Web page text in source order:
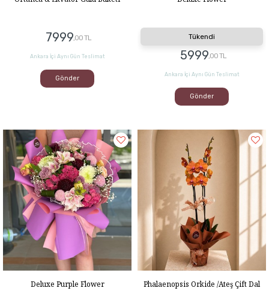
7999,00 TL
Ankara İçi Aynı Gün Teslimat
Gönder
Tükendi
5999,00 TL
Ankara İçi Aynı Gün Teslimat
Gönder
Deluxe Purple Flower Phalaenopsis Orkide /Ateş Çift Dal